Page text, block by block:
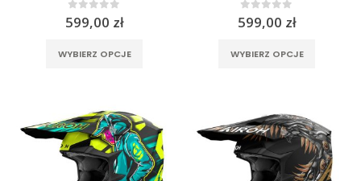
0out of 5
599,00 zł
WYBIERZ OPCJE
wariantów.
Opcje
można
wybrać
0out of 5
599,00 zł
WYBIERZ OPCJE
Opcje
można
wybrać